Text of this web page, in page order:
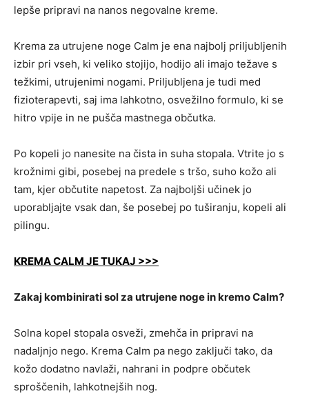
lepše pripravi na nanos negovalne kreme.
Krema za utrujene noge Calm je ena najbolj priljubljenih
izbir pri vseh, ki veliko stojijo, hodijo ali imajo težave s
težkimi, utrujenimi nogami. Priljubljena je tudi med
fizioterapevti, saj ima lahkotno, osvežilno formulo, ki se
hitro vpije in ne pušča mastnega občutka.
Po kopeli jo nanesite na čista in suha stopala. Vtrite jo s
krožnimi gibi, posebej na predele s tršo, suho kožo ali
tam, kjer občutite napetost. Za najboljši učinek jo
uporabljajte vsak dan, še posebej po tuširanju, kopeli ali
pilingu.
KREMA CALM JE TUKAJ >>>
Zakaj kombinirati sol za utrujene noge in kremo Calm?
Solna kopel stopala osveži, zmehča in pripravi na
nadaljnjo nego. Krema Calm pa nego zaključi tako, da
kožo dodatno navlaži, nahrani in podpre občutek
sproščenih, lahkotnejših nog.